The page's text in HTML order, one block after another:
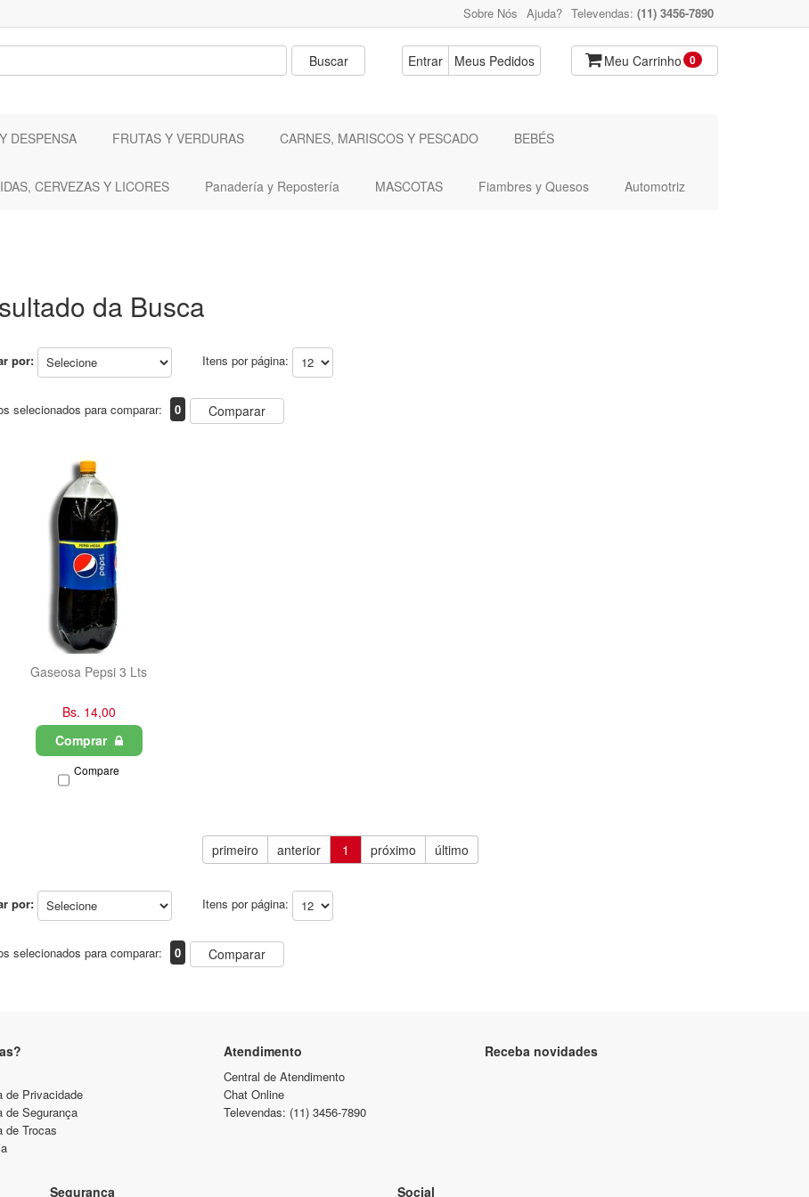
Sobre Nós Ajuda? Televendas: (11) 3456-7890
Entrar Meus Pedidos Meu Carrinho 0
DESPENSA FRUTAS Y VERDURAS CARNES, MARISCOS Y PESCADO BEBÉS
CERVEZAS Y LICORES Panadería y Repostería MASCOTAS Fiambres y Quesos Automotriz
da Busca
por: Itens por página:
selecionados para comparar: 0 Comparar
Gaseosa Pepsi 3 Lts
Bs. 14,00
Comprar
Compare
primeiro anterior 1 próximo último
por: Itens por página:
selecionados para comparar: 0 Comparar
de Privacidade
de Segurança
de Trocas
Atendimento
Central de Atendimento
Chat Online
Televendas: (11) 3456-7890
Receba novidades
Segurança Social